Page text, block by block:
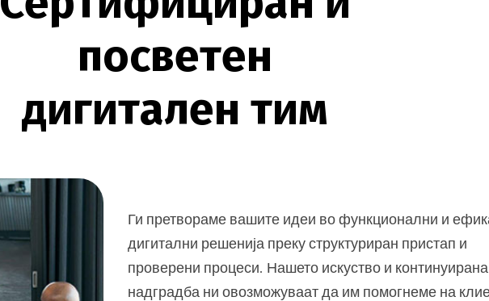
посветен
дигитален тим
Ги претвораме вашите идеи во функционални и
дигитални решенија преку структуриран пристап и
проверени процеси. Нашето искуство и континуирана
надградба ни овозможуваат да им помогнеме на